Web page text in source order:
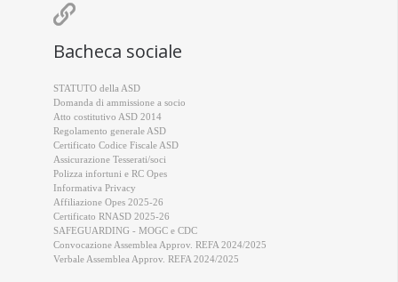

Bacheca sociale
STATUTO della ASD
Domanda di ammissione a socio
Atto costitutivo ASD 2014
Regolamento generale ASD
Certificato Codice Fiscale ASD
Assicurazione Tesserati/soci
Polizza infortuni e RC Opes
Informativa Privacy
Affiliazione Opes 2025-26
Certificato RNASD 2025-26
SAFEGUARDING - MOGC e CDC
Convocazione Assemblea Approv. REFA 2024/2025
Verbale Assemblea Approv. REFA 2024/2025